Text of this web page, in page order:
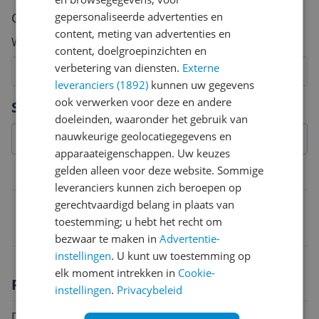
Specificaties
Belangrijkste kenmerken
8414271690662
Productomschrijving
Cijfer
Welk cijfer geef jij dit product?
7
6
5
4
3
2
Vraag 1 van 4
gepersonaliseerde advertenties en
content, meting van advertenties en
content, doelgroepinzichten en
verbetering van diensten. Externe
leveranciers (1892) kunnen uw gegevens
ook verwerken voor deze en andere
doeleinden, waaronder het gebruik van
nauwkeurige geolocatiegegevens en
apparaateigenschappen. Uw keuzes
gelden alleen voor deze website. Sommige
leveranciers kunnen zich beroepen op
gerechtvaardigd belang in plaats van
toestemming; u hebt het recht om
bezwaar te maken inAdvertentie-
instellingen. U kunt uw toestemming op
elk moment intrekken in Cookie-
instellingen. Privacybeleid